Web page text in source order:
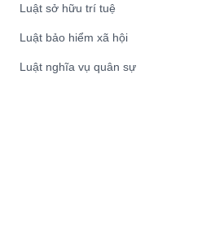
Luật sở hữu trí tuệ
Luật bảo hiểm xã hội
Luật nghĩa vụ quân sự